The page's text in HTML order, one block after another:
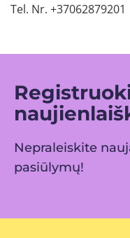
Tel. Nr. +37062879201
Nepraleiskite
pasiūlymų!